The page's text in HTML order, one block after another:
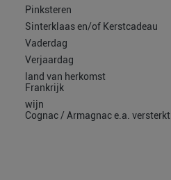
Pinksteren
Sinterklaas en/of Kerstcadeau
Vaderdag
Verjaardag
land van herkomst
Frankrijk
wijn
Cognac / Armagnac e.a. versterkt